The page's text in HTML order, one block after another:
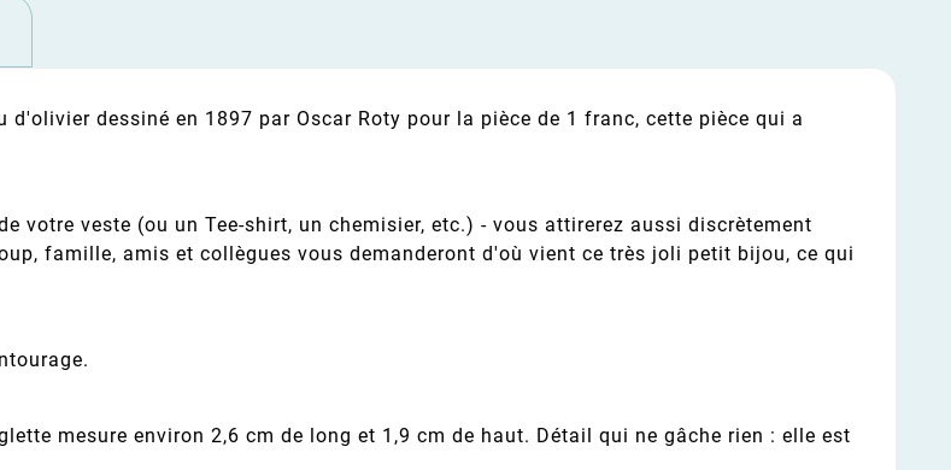
dessiné en 1897 par Oscar Roty pour la pièce de 1 franc, cette pièce qui a
votre veste (ou un Tee-shirt, un chemisier, etc.) - vous attirerez aussi discrètement
famille, amis et collègues vous demanderont d'où vient ce très joli petit bijou, ce qui
mesure environ 2,6 cm de long et 1,9 cm de haut. Détail qui ne gâche rien : elle est